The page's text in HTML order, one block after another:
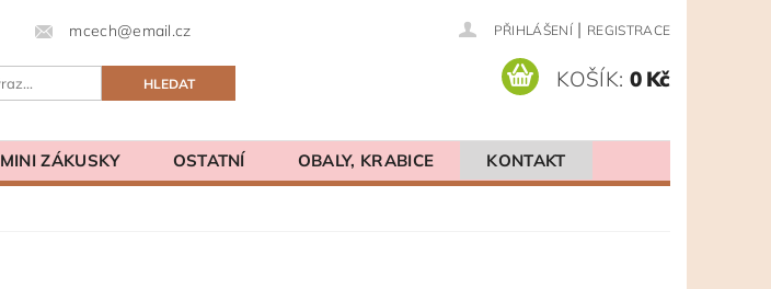
mcech@email.cz PŘIHLÁŠENÍ | REGISTRACE
KOŠÍK: 0 Kč
MINI ZÁKUSKY OSTATNÍ OBALY, KRABICE KONTAKT